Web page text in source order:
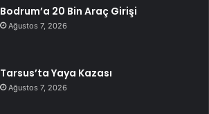
Bodrum’a 20 Bin Araç Girişi
Ağustos 7, 2026
Tarsus’ta Yaya Kazası
Ağustos 7, 2026